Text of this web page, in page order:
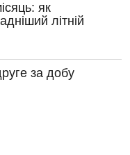
як
літній
за добу